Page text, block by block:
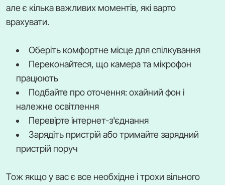
але є кілька важливих моментів, які варто
врахувати.
Оберіть комфортне місце для спілкування
Переконайтеся, що камера та мікрофон
працюють
Подбайте про оточення: охайний фон і
належне освітлення
Перевірте інтернет-з'єднання
Зарядіть пристрій або тримайте зарядний
пристрій поруч
Тож якщо у вас є все необхідне і трохи вільного